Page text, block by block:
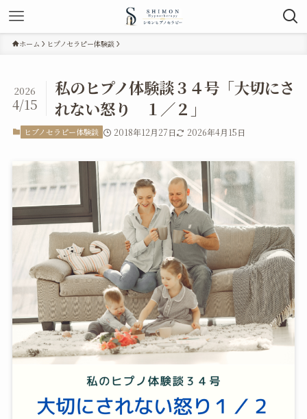
ホーム ヒプノセラピー体験談
私のヒプノ体験談３４号「大切にさ
れない怒り １／２」
2026
4/15
ヒプノセラピー体験談 2018年12月27日 2026年4月15日